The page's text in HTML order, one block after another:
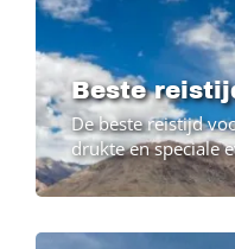
Beste
De beste reistijd
drukte en speciale